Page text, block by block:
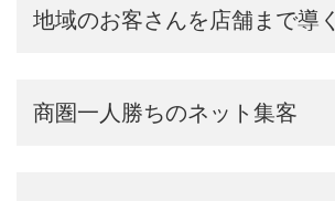
地域のお客さんを店舗まで導く
商圏一人勝ちのネット集客